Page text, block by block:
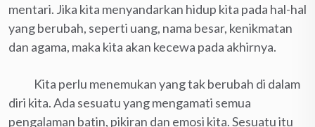
mentari. Jika kita menyandarkan hidup kita pada hal-hal
yang berubah, seperti uang, nama besar, kenikmatan
dan agama, maka kita akan kecewa pada akhirnya.
Kita perlu menemukan yang tak berubah di dalam
diri kita. Ada sesuatu yang mengamati semua
pengalaman batin, pikiran dan emosi kita. Sesuatu itu